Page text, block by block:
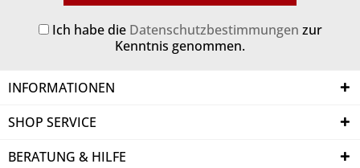
Ich habe die Datenschutzbestimmungen zur
Kenntnis genommen.
INFORMATIONEN
SHOP SERVICE
BERATUNG & HILFE